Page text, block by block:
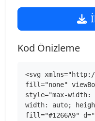
Kod Önizleme
<svg
fill="none"
style="max-width:
width: auto;
fill="#1266A9"